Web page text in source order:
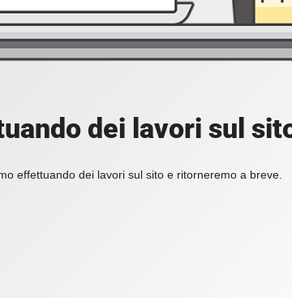
dei lavori sul
effettuando dei lavori sul sito e ritorneremo a breve.